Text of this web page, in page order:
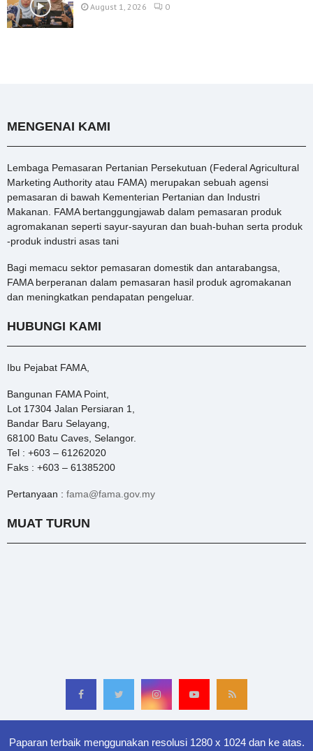
August 1, 2026 0
MENGENAI KAMI
Lembaga Pemasaran Pertanian Persekutuan (Federal Agricultural
Marketing Authority atau FAMA) merupakan sebuah agensi
pemasaran di bawah Kementerian Pertanian dan Industri
Makanan. FAMA bertanggungjawab dalam pemasaran produk
agromakanan seperti sayur-sayuran dan buah-buhan serta produk
-produk industri asas tani
Bagi memacu sektor pemasaran domestik dan antarabangsa,
FAMA berperanan dalam pemasaran hasil produk agromakanan
dan meningkatkan pendapatan pengeluar.
HUBUNGI KAMI
Ibu Pejabat FAMA,
Bangunan FAMA Point,
Lot 17304 Jalan Persiaran 1,
Bandar Baru Selayang,
68100 Batu Caves, Selangor.
Tel : +603 – 61262020
Faks : +603 – 61385200
Pertanyaan : fama@fama.gov.my
MUAT TURUN
Paparan terbaik menggunakan resolusi 1280 x 1024 dan ke atas.